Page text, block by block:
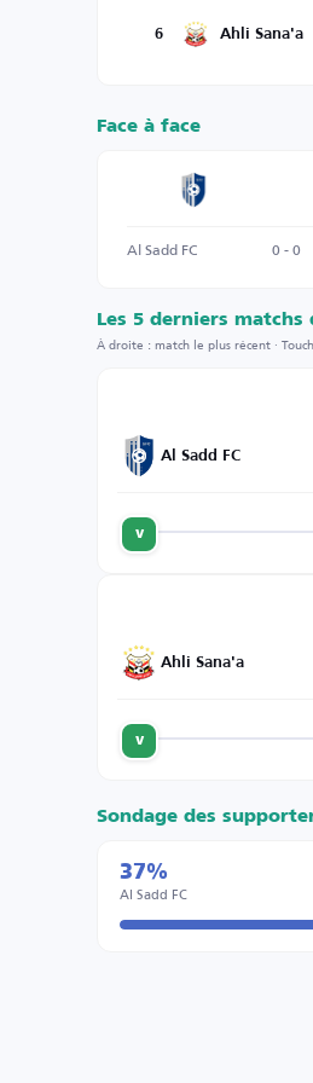
6 Ahli Sana'a
Face à face
Al Sadd FC 0 - 0
Les 5 derniers matchs
À droite : match le plus récent ·
Al Sadd FC
v
Ahli Sana'a
v
Sondage des
37%
Al Sadd FC